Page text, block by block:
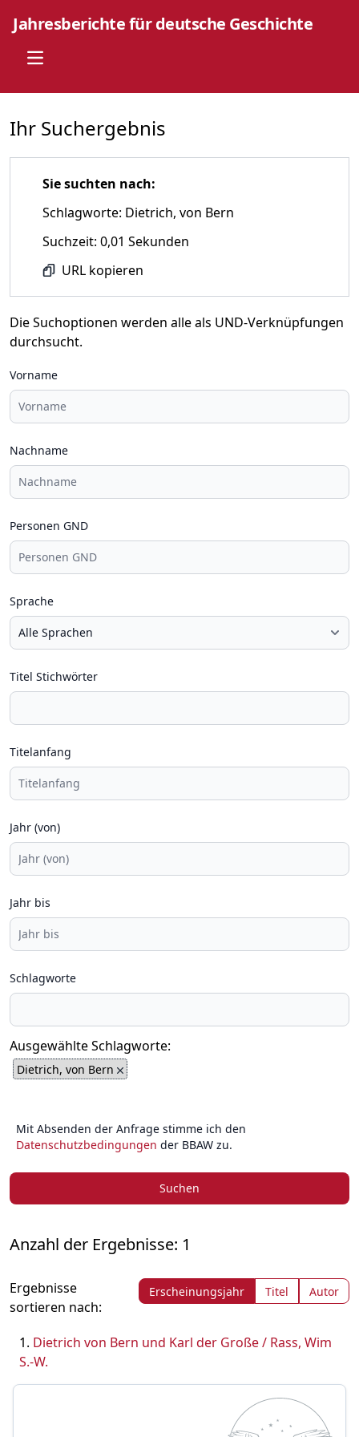
Jahresberichte für deutsche Geschichte
Open main menu
Ihr Suchergebnis
Sie suchten nach:
Schlagworte: Dietrich, von Bern
Suchzeit: 0,01 Sekunden
URL kopieren
Die Suchoptionen werden alle als UND-Verknüpfungen
durchsucht.
Vorname
Nachname
Personen GND
Sprache
Titel Stichwörter
Titelanfang
Jahr (von)
Jahr bis
Schlagworte
Ausgewählte Schlagworte:
Dietrich, von Bern
Mit Absenden der Anfrage stimme ich den
Datenschutzbedingungen der BBAW zu.
Suchen
Anzahl der Ergebnisse: 1
Ergebnisse
sortieren nach:
Erscheinungsjahr Titel Autor
Dietrich von Bern und Karl der Große / Rass, Wim
S.-W.